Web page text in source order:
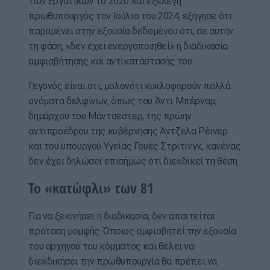
πρωθυπουργός τον Ιούλιο του 2024, εξήγησε ότι
παραμένει στην εξουσία δεδομένου ότι, σε αυτήν
τη φάση, «δεν έχει ενεργοποιηθεί» η διαδικασία
αμφισβήτησης και αντικατάστασής του.
Γεγονός είναι ότι, μολονότι κυκλοφορούν πολλά
ονόματα δελφίνων, όπως του Άντι Μπέρναμ,
δημάρχου του Μάντσεστερ, της πρώην
αντιπροέδρου της κυβέρνησης Άντζελα Ρέινερ
και του υπουργού Υγείας Γουές Στρίτινγκ, κανένας
δεν έχει δηλώσει επισήμως ότι διεκδικεί τη θέση.
Το «κατώφλι» των 81
Για να ξεκινήσει η διαδικασία, δεν απαιτείται
πρόταση μομφής. Όποιος αμφισβητεί την εξουσία
του αρχηγού του κόμματος και θέλει να
διεκδικήσει την πρωθυπουργία θα πρέπει να